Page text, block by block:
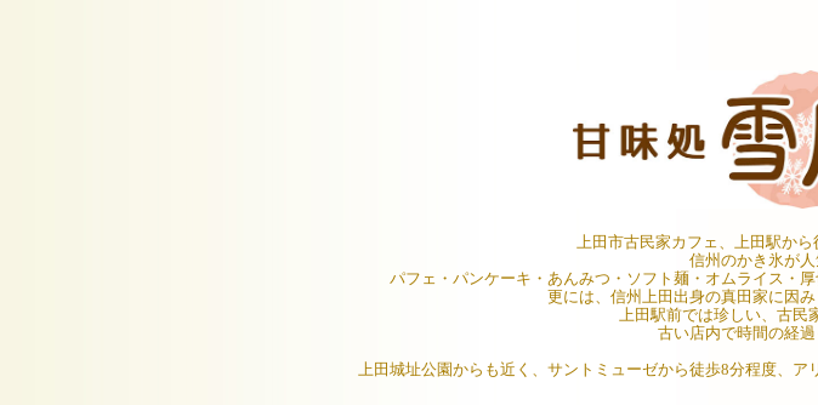
上田市古民家カフェ、上田駅か
信州のかき氷が人
パフェ・パンケーキ・あんみつ・ソフト麺・オムライス・
更には、信州上田出身の真田家に因
上田駅前では珍しい、古民
古い店内で時間の経
上田城址公園からも近く、サントミューゼから徒歩8分程度、